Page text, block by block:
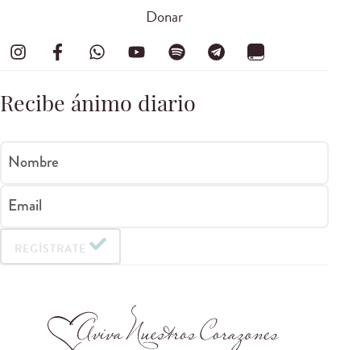
Donar
Recibe ánimo diario
Nombre
Email
REGÍSTRATE